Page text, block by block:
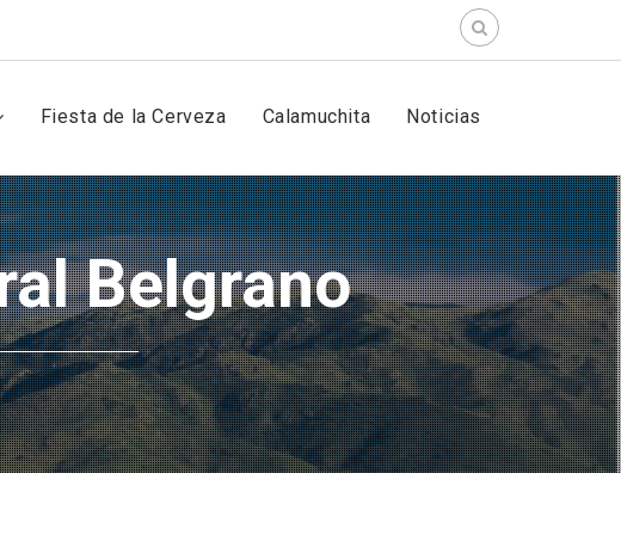
Search
for:
Fiesta de la Cerveza Calamuchita Noticias
Belgrano